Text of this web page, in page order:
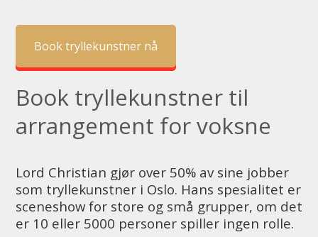
Book tryllekunstner nå
Book tryllekunstner til
arrangement for voksne
Lord Christian gjør over 50% av sine jobber
som tryllekunstner i Oslo. Hans spesialitet er
sceneshow for store og små grupper, om det
er 10 eller 5000 personer spiller ingen rolle.